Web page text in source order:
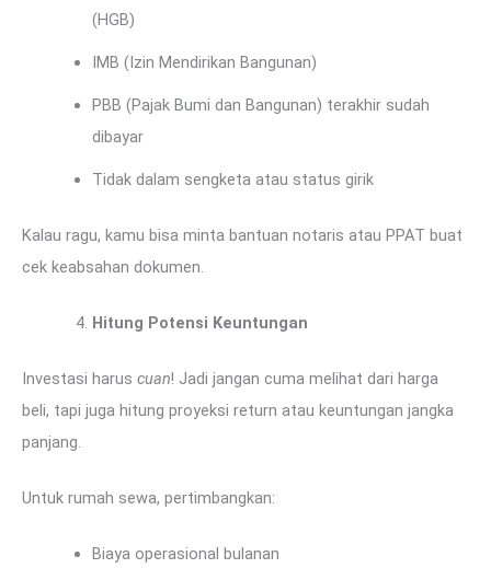
(HGB)
IMB (Izin Mendirikan Bangunan)
PBB (Pajak Bumi dan Bangunan) terakhir sudah
dibayar
Tidak dalam sengketa atau status girik
Kalau ragu, kamu bisa minta bantuan notaris atau PPAT buat
cek keabsahan dokumen.
Hitung Potensi Keuntungan
Investasi harus cuan! Jadi jangan cuma melihat dari harga
beli, tapi juga hitung proyeksi return atau keuntungan jangka
panjang.
Untuk rumah sewa, pertimbangkan:
Biaya operasional bulanan